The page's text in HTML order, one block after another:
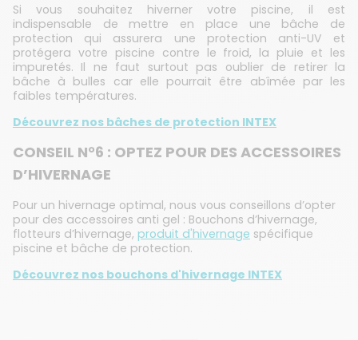
Si vous souhaitez hiverner votre piscine, il est
indispensable de mettre en place une bâche de
protection qui assurera une protection anti-UV et
protégera votre piscine contre le froid, la pluie et les
impuretés. Il ne faut surtout pas oublier de retirer la
bâche à bulles car elle pourrait être abîmée par les
faibles températures.
Découvrez nos bâches de protection INTEX
CONSEIL N°6 : OPTEZ POUR DES ACCESSOIRES
D’HIVERNAGE
Pour un hivernage optimal, nous vous conseillons d’opter
pour des accessoires anti gel : Bouchons d’hivernage,
flotteurs d’hivernage, produit d'hivernage spécifique
piscine et bâche de protection.
Découvrez nos bouchons d'hivernage INTEX